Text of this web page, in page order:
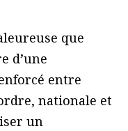
que
d’une
entre
nationale et
un